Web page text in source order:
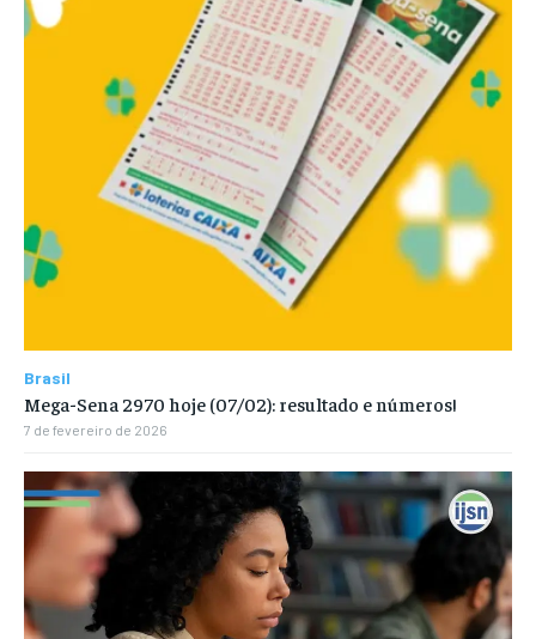
Brasil
Mega-Sena 2970 hoje (07/02): resultado e números!
7 de fevereiro de 2026